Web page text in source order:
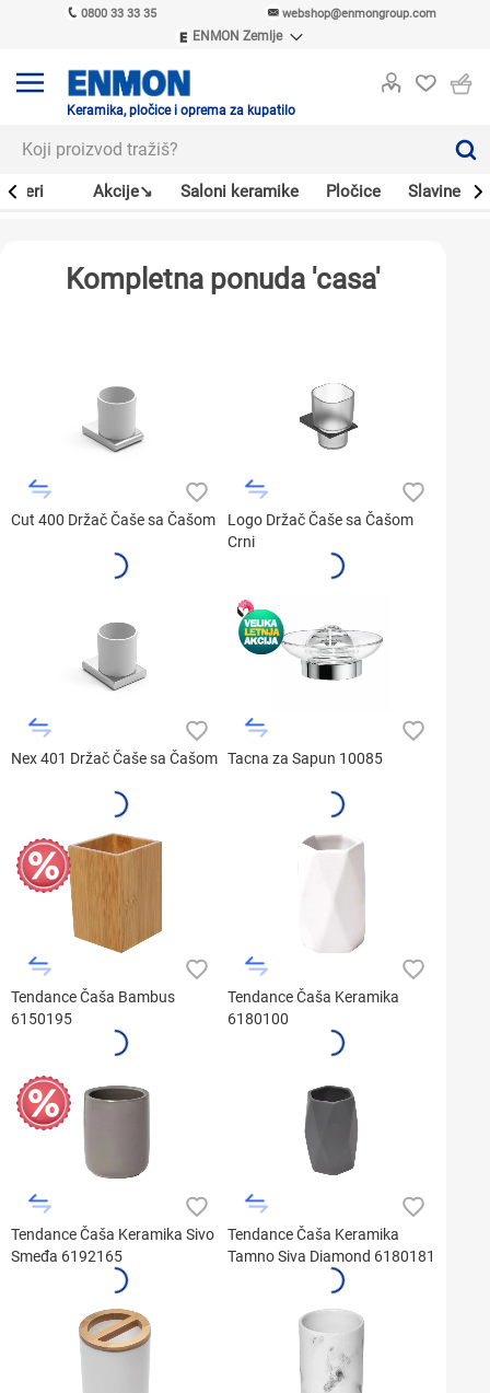
0800 33 33 35 webshop@enmongroup.com
ENMON Zemlje
ENMON MKD
Keramika, pločice i oprema za kupatilo
Akcije↘ Saloni keramike Pločice Slavine
Kompletna ponuda 'casa'
Cut 400 Držač Čaše sa Čašom
Logo Držač Čaše sa Čašom
Crni
Nex 401 Držač Čaše sa Čašom Tacna za Sapun 10085
Tendance Čaša Bambus
6150195
Tendance Čaša Keramika
6180100
Tendance Čaša Keramika Sivo
Smeđa 6192165
Tendance Čaša Keramika
Tamno Siva Diamond 6180181